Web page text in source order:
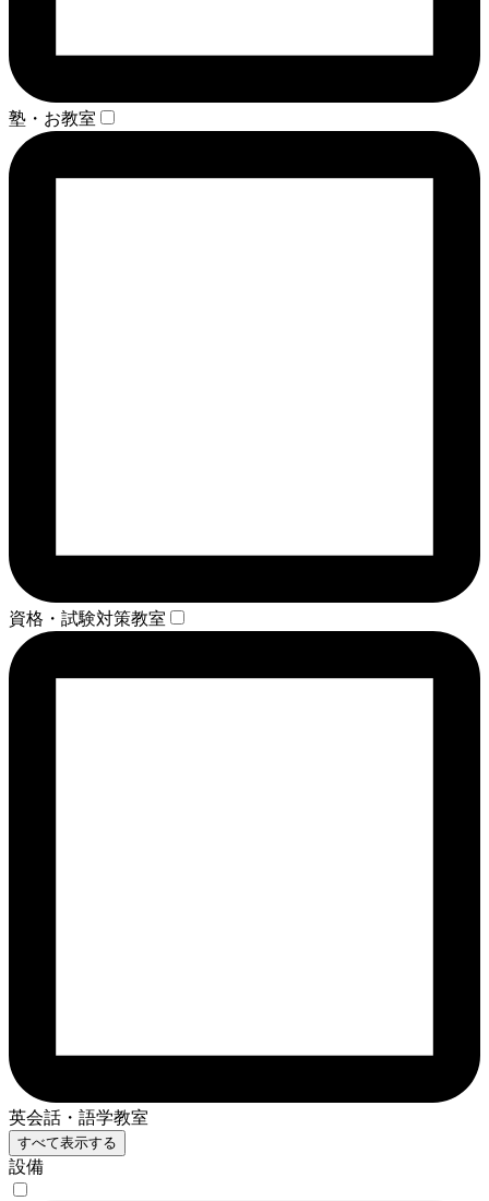
塾・お教室
資格・試験対策教室
英会話・語学教室
すべて表示する
設備